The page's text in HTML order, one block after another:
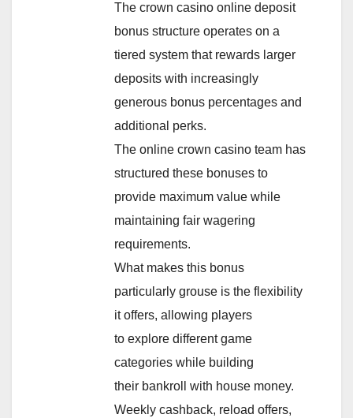
The crown casino online deposit
bonus structure operates on a
tiered system that rewards larger
deposits with increasingly
generous bonus percentages and
additional perks.
The online crown casino team has
structured these bonuses to
provide maximum value while
maintaining fair wagering
requirements.
What makes this bonus
particularly grouse is the flexibility
it offers, allowing players
to explore different game
categories while building
their bankroll with house money.
Weekly cashback, reload offers,